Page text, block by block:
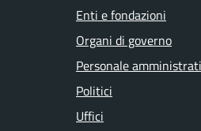
Enti e fondazioni
Organi di governo
Personale
Politici
Uffici